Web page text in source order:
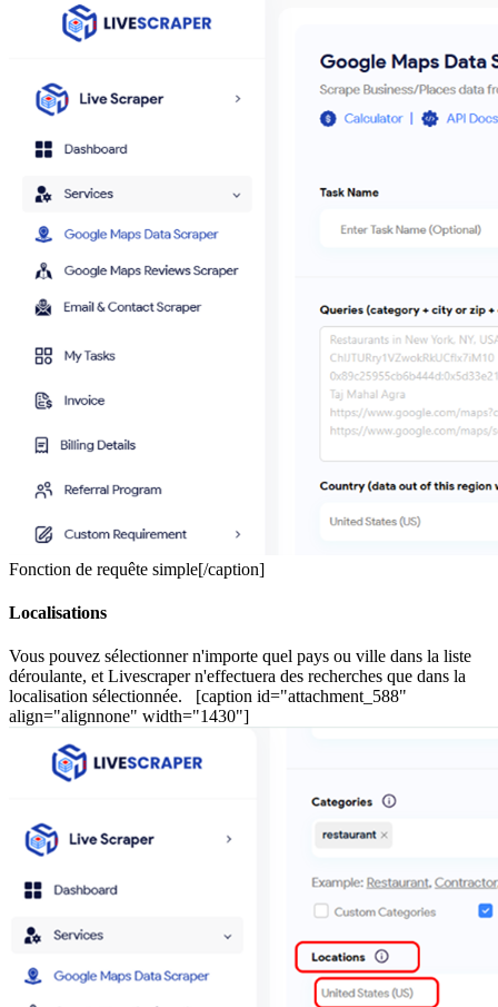
Fonction de requête simple[/caption]
Localisations
Vous pouvez sélectionner n'importe quel pays ou ville dans la liste
déroulante, et Livescraper n'effectuera des recherches que dans la
localisation sélectionnée. [caption id="attachment_588"
align="alignnone" width="1430"]